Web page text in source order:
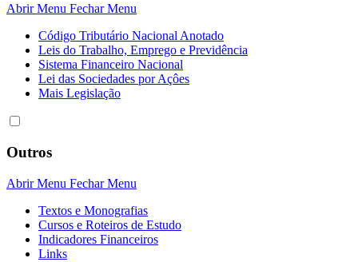
Abrir Menu Fechar Menu
Código Tributário Nacional Anotado
Leis do Trabalho, Emprego e Previdência
Sistema Financeiro Nacional
Lei das Sociedades por Açôes
Mais Legislação
Outros
Abrir Menu Fechar Menu
Textos e Monografias
Cursos e Roteiros de Estudo
Indicadores Financeiros
Links